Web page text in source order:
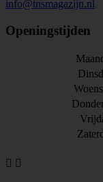
info@tnsmagazijn.nl
Openingstijden
 